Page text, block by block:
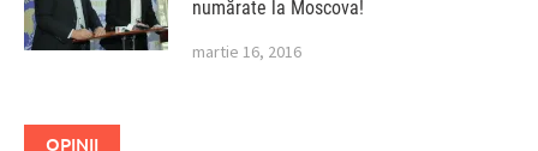
numărate la Moscova!
martie 16, 2016
OPINII